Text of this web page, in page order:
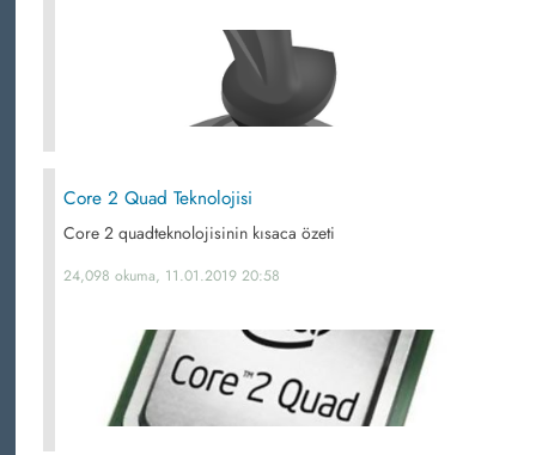
Core 2 Quad Teknolojisi
Core 2 quadteknolojisinin kısaca özeti
24,098 okuma, 11.01.2019 20:58